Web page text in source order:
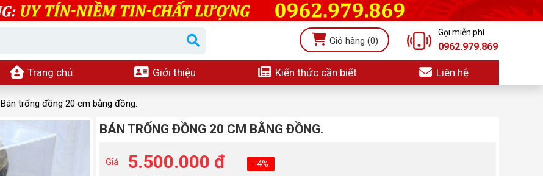
Gọi miễn phí
0962.979.869
Giỏ hàng (0)
Liên hệ
Kiến thức cần biết
Giới thiệu
Trang chủ
Bán trống đồng 20 cm bằng đồng.
BÁN TRỐNG ĐỒNG 20 CM BẰNG ĐỒNG.
Giá 5.500.000 đ -4%